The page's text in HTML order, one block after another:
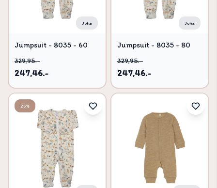
Joha
Jumpsuit - 8035 - 60
329,95.-
247,46.-
Joha
Jumpsuit - 8035 - 80
329,95.-
247,46.-
25%